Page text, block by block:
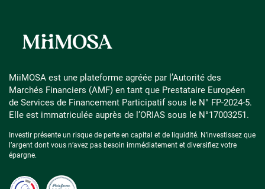
MiiMOSA est une plateforme agréée par l’Autorité des
Marchés Financiers (AMF) en tant que Prestataire Européen
de Services de Financement Participatif sous le N° FP-2024-5.
Elle est immatriculée auprès de l’ORIAS sous le N°17003251.
Investir présente un risque de perte en capital et de liquidité. N’investissez que
l’argent dont vous n’avez pas besoin immédiatement et diversifiez votre
épargne.